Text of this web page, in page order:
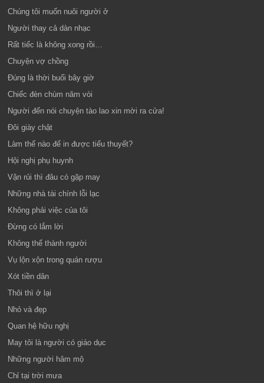
Chúng tôi muốn nuôi người ở
Người thay cả dàn nhạc
Rất tiếc là không xong rồi…
Chuyện vợ chồng
Đúng là thời buổi bây giờ
Chiếc đèn chùm năm vòi
Người đến nói chuyện tào lao xin mời ra cửa!
Đôi giày chật
Làm thế nào để in được tiểu thuyết?
Hội nghị phụ huynh
Vận rủi thì đâu có gặp may
Những nhà tài chính lỗi lạc
Không phải việc của tôi
Đừng có lắm lời
Không thể thành người
Vụ lộn xộn trong quán rượu
Xót tiền dân
Thôi thì ở lại
Nhỏ và đẹp
Quan hệ hữu nghị
May tôi là người có giáo dục
Những người hâm mộ
Chỉ tại trời mưa